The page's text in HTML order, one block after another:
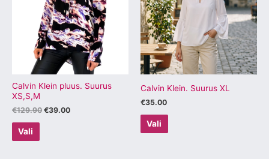
Calvin Klein pluus. Suurus
XS,S,M
€129.90 €39.00
Vali
mitu
varianti.
Valikuid
saab
tootelehel.
Calvin Klein. Suurus XL
€35.00
Vali
mitu
varianti.
Valikuid
saab
teha
tootelehel.